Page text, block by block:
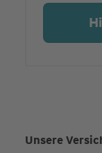
Unsere